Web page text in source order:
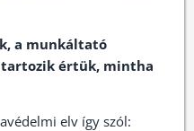
a munkáltató
tartozik értük, mintha
elv így szól: